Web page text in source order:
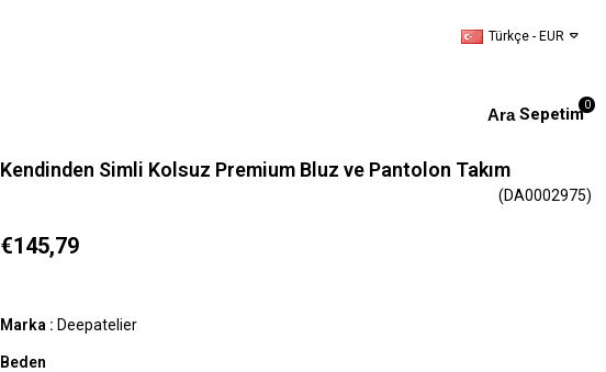
Türkçe - EUR
Sepetim0
Kendinden Simli Kolsuz Premium Bluz ve Pantolon Takım
(DA0002975)
€145,79
Marka : Deepatelier
Beden